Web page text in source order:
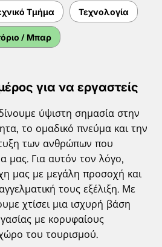
Τμήμα Τεχνολογία
/ Μπαρ
για να εργαστείς
ύψιστη σημασία στην
το ομαδικό πνεύμα και την
των ανθρώπων που
μας. Για αυτόν τον λόγο,
μας με μεγάλη προσοχή και
τους εξέλιξη. Με
χτίσει μια ισχυρή βάση
με κορυφαίους
του τουρισμού.